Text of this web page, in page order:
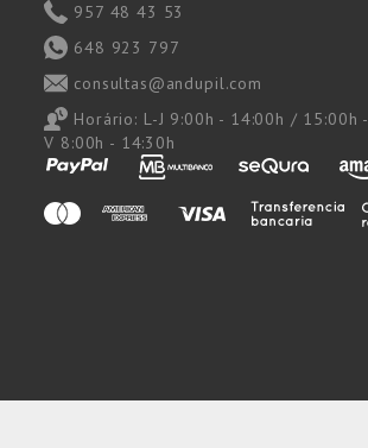
957 48 43 53
648 923 797
consultas@andupil.com
Horário: L-J 9:00h - 14:00h / 15:00h
V 8:00h - 14:30h